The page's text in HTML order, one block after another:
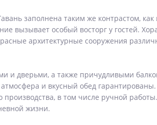
заполнена таким же контрастом, как
вызывает особый восторг у гостей.
архитектурные сооружения
и дверьми, а также причудливыми
и вкусный обед
в том числе ручной
жизни.